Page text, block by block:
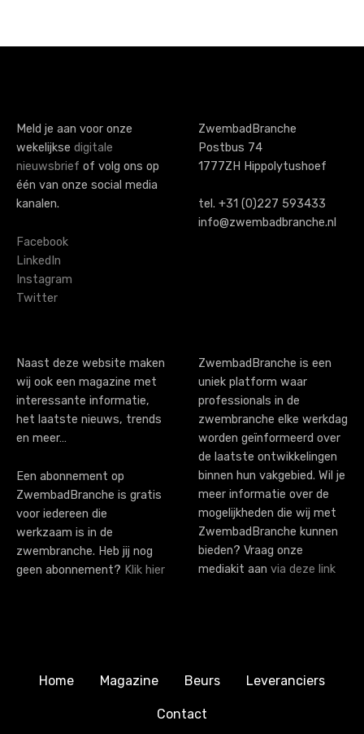
o
s
n
a
i
g
a
i
o
n
Meld je aan voor onze
wekelijkse digitale
nieuwsbrief of volg ons op
één van onze social media
kanalen.
Facebook
LinkedIn
Instagram
Twitter
ZwembadBranche
Postbus 74
1777ZH Hippolytushoef
tel. +31 (0)227 593433
info@zwembadbranche.nl
Naast deze website maken
wij ook een magazine met
interessante informatie,
het laatste nieuws, trends
en meer…
Een abonnement op
ZwembadBranche is gratis
voor iedereen die
werkzaam is in de
zwembranche. Heb jij nog
geen abonnement? Klik hier
ZwembadBranche is een
uniek platform waar
professionals in de
zwembranche elke werkdag
worden geïnformeerd over
de laatste ontwikkelingen
binnen hun vakgebied. Wil je
meer informatie over de
mogelijkheden die wij met
ZwembadBranche kunnen
bieden? Vraag onze
mediakit aan via deze link
Home Magazine Beurs Leveranciers
Contact